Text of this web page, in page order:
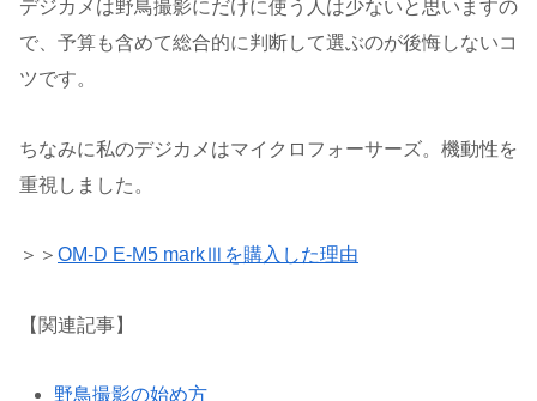
デジカメは野鳥撮影にだけに使う人は少ないと思いますの
で、予算も含めて総合的に判断して選ぶのが後悔しないコ
ツです。
ちなみに私のデジカメはマイクロフォーサーズ。機動性を
重視しました。
＞＞ OM-D E-M5 markⅢを購入した理由
【関連記事】
野鳥撮影の始め方